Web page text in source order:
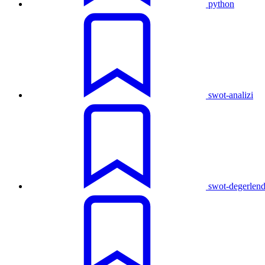
python
swot-analizi
swot-